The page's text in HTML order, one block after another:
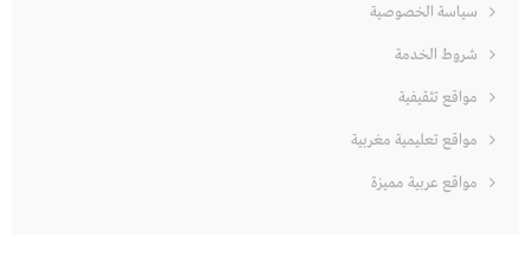
سياسة الخصوصية
شروط الخدمة
مواقع تثقيفية
مواقع تعليمية مغربية
مواقع عربية مميزة